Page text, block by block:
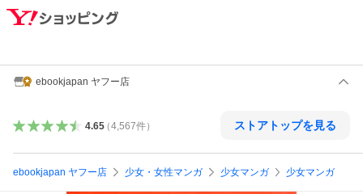
ebookjapan ヤフー店
4.65（4,567件） ストアトップを見る
ebookjapan ヤフー店 少女・女性マンガ 少女マンガ 少女マンガ